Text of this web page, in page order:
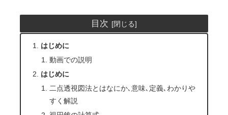
目次
はじめに
動画での説明
はじめに
二点透視図法とはなにか､意味､定義､わかりや
すく解説